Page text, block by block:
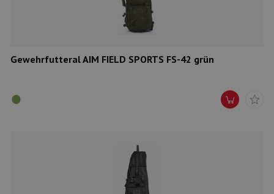
Gewehrfutteral AIM FIELD SPORTS FS-42 grün